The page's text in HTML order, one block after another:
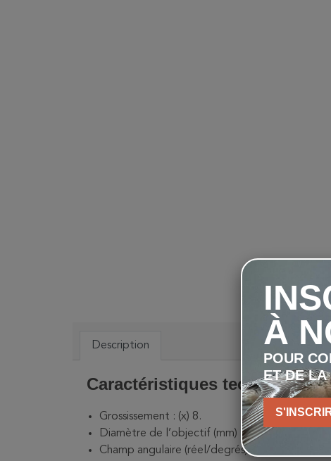
Description
Caractéristiques techniques
Grossissement : (x) 8.
Diamètre de l’objectif (mm) : 42
Champ angulaire (réel/degrés) : 8.3
À
POUR
ET DE LA